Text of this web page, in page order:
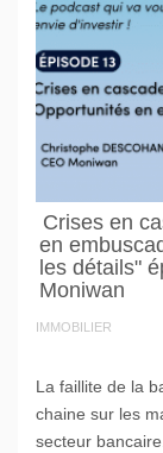
Crises en
en
les détails"
Moniwan
IMMOBILIER
La faillite de la
chaine sur les
secteur